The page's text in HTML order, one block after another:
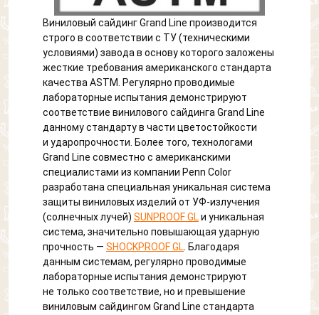
Виниловый сайдинг Grand Line производится
строго в соответствии с ТУ (техническими
условиями) завода в основу которого заложены
жесткие требования американского стандарта
качества ASTM. Регулярно проводимые
лабораторные испытания демонстрируют
соответствие винилового сайдинга Grand Line
данному стандарту в части цветостойкости
и ударопрочности. Более того, технологами
Grand Line совместно с американскими
специалистами из компании Penn Color
разработана специальная уникальная система
защиты виниловых изделий от УФ-излучения
(солнечных лучей) SUNPROOF GLи уникальная
система, значительно повышающая ударную
прочность — SHOCKPROOF GL . Благодаря
данным системам, регулярно проводимые
лабораторные испытания демонстрируют
не только соответствие, но и превышение
виниловым сайдингом Grand Line стандарта